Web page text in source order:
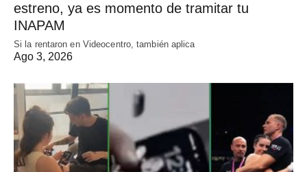
estreno, ya es momento de tramitar tu
INAPAM
Si la rentaron en Videocentro, también aplica
Ago 3, 2026